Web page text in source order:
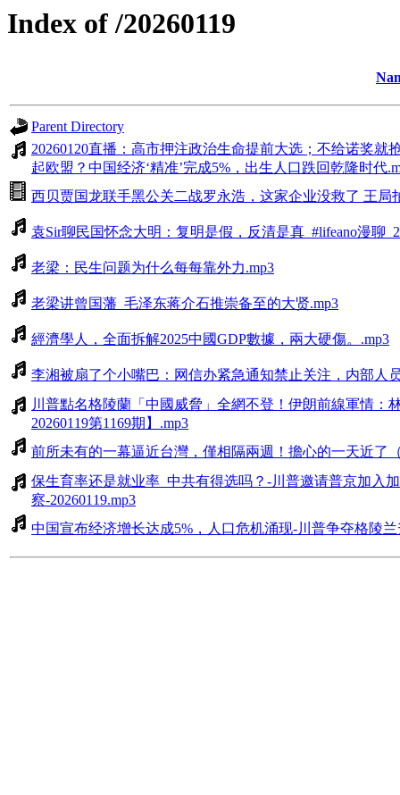
Index of /20260119
Parent Directory
20260120直播：高市押注政治生命提前大选；不给诺奖
起欧盟？中国经济‘精准’完成5%，出生人口跌回乾隆时代
西贝贾国龙联手黑公关二战罗永浩，这家企业没救了 王局
袁Sir聊民国怀念大明：复明是假，反清是真_#lifeano漫聊
老梁：民生问题为什么每每靠外力.mp3
老梁讲曾国藩_毛泽东蒋介石推崇备至的大贤.mp3
經濟學人，全面拆解2025中國GDP數據，兩大硬傷。.mp3
李湘被扇了个小嘴巴：网信办紧急通知禁止关注，内部人
川普點名格陵蘭「中國威脅」全網不登！伊朗前線軍情：
20260119第1169期】.mp3
前所未有的一幕逼近台灣，僅相隔兩週！擔心的一天近了
保生育率还是就业率_中共有得选吗？-川普邀请普京加入
察-20260119.mp3
中国宣布经济增长达成5%，人口危机涌现-川普争夺格陵